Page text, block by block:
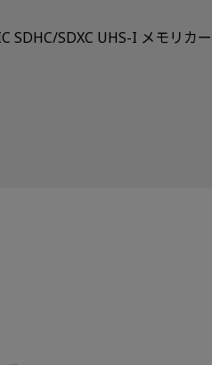
SDHC/SDXC UHS-I メモリ